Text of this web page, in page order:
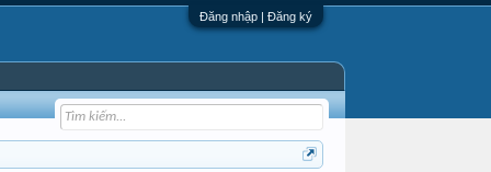
Đăng nhập | Đăng ký